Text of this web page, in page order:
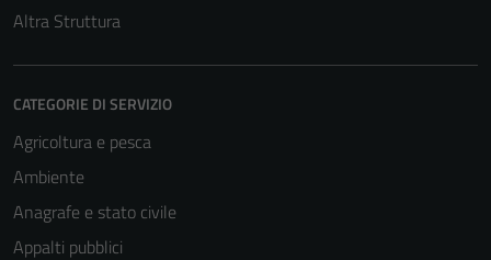
Altra Struttura
CATEGORIE DI SERVIZIO
Agricoltura e pesca
Ambiente
Anagrafe e stato civile
Appalti pubblici